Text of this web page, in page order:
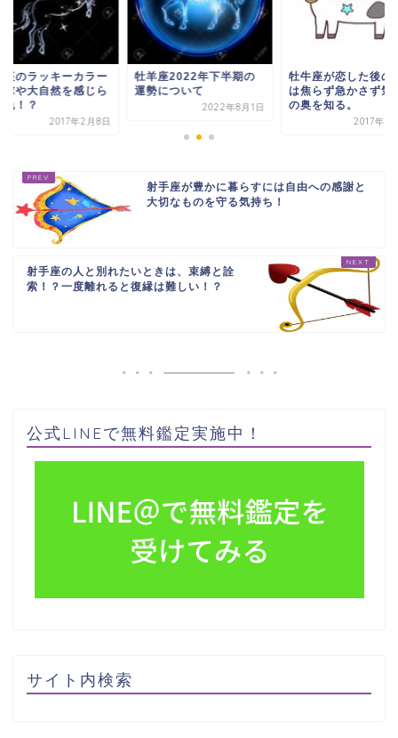
座のラッキーカラー
球や大自然を感じら
色！？
2017年2月8日
牡羊座2022年下半期の
運勢について
2022年8月1日
牡牛座が恋した後の
は焦らず急かさず気
の奥を知る。
2017年3
射手座が豊かに暮らすには自由への感謝と
大切なものを守る気持ち！
射手座の人と別れたいときは、束縛と詮
索！？一度離れると復縁は難しい！？
公式LINEで無料鑑定実施中！
サイト内検索